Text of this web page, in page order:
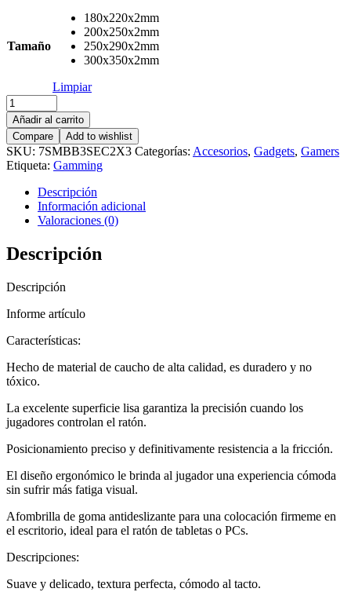
Tamaño
180x220x2mm
200x250x2mm
250x290x2mm
300x350x2mm
Limpiar
Xenoblade-
alfombrilla
de
ratón
mágica
para
Gamer
cantidad
Añadir al carrito
Compare
Add to wishlist
SKU: 7SMBB3SEC2X3 Categorías: Accesorios, Gadgets, Gamers
Etiqueta: Gamming
Descripción
Información adicional
Valoraciones (0)
Descripción
Descripción
Informe artículo
Características:
Hecho de material de caucho de alta calidad, es duradero y no
tóxico.
La excelente superficie lisa garantiza la precisión cuando los
jugadores controlan el ratón.
Posicionamiento preciso y definitivamente resistencia a la fricción.
El diseño ergonómico le brinda al jugador una experiencia cómoda
sin sufrir más fatiga visual.
Afombrilla de goma antideslizante para una colocación firmeme en
el escritorio, ideal para el ratón de tabletas o PCs.
Descripciones:
Suave y delicado, textura perfecta, cómodo al tacto.